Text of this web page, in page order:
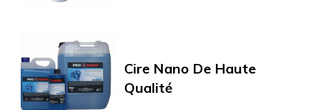
Cire Nano De Haute
Qualité